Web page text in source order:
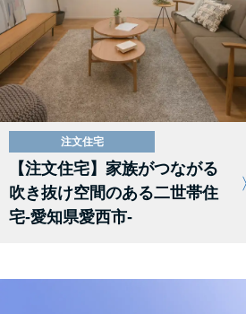
注文住宅
【注文住宅】家族がつながる
吹き抜け空間のある二世帯住
宅-愛知県愛西市-